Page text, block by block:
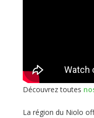
Découvrez toutes
La région du Niolo